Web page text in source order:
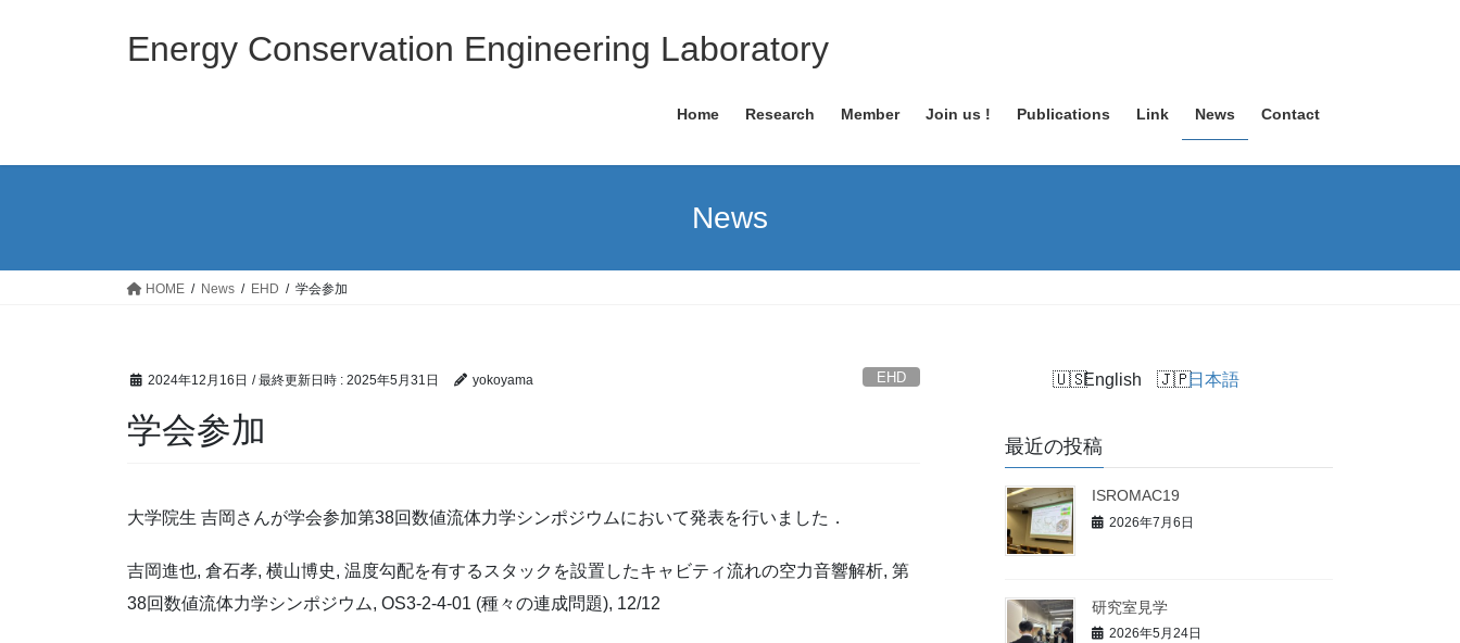
ス
ン
Energy Conservation Engineering Laboratory
Home Research Member Join us ! Publications Link News Contact
News
HOME News EHD 学会参加
2024年12月16日 / 最終更新日時 : 2025年5月31日 yokoyama EHD
学会参加
大学院生 吉岡さんが学会参加第38回数値流体力学シンポジウムにおいて発表を行いました．
吉岡進也, 倉石孝, 横山博史, 温度勾配を有するスタックを設置したキャビティ流れの空力音響解析, 第
38回数値流体力学シンポジウム, OS3-2-4-01 (種々の連成問題), 12/12
English 日本語
最近の投稿
ISROMAC19
2026年7月6日
研究室見学
2026年5月24日